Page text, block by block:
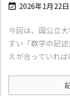
 2026年1月22日
今回は、国公立
すい「数学の記
えが合っていれ